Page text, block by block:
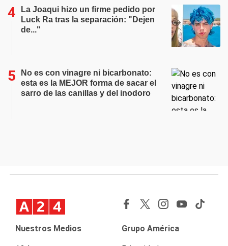
La Joaqui hizo un firme pedido por
Luck Ra tras la separación: "Dejen
de..."
No es con vinagre ni bicarbonato:
esta es la MEJOR forma de sacar el
sarro de las canillas y del inodoro
Nuestros Medios Grupo América